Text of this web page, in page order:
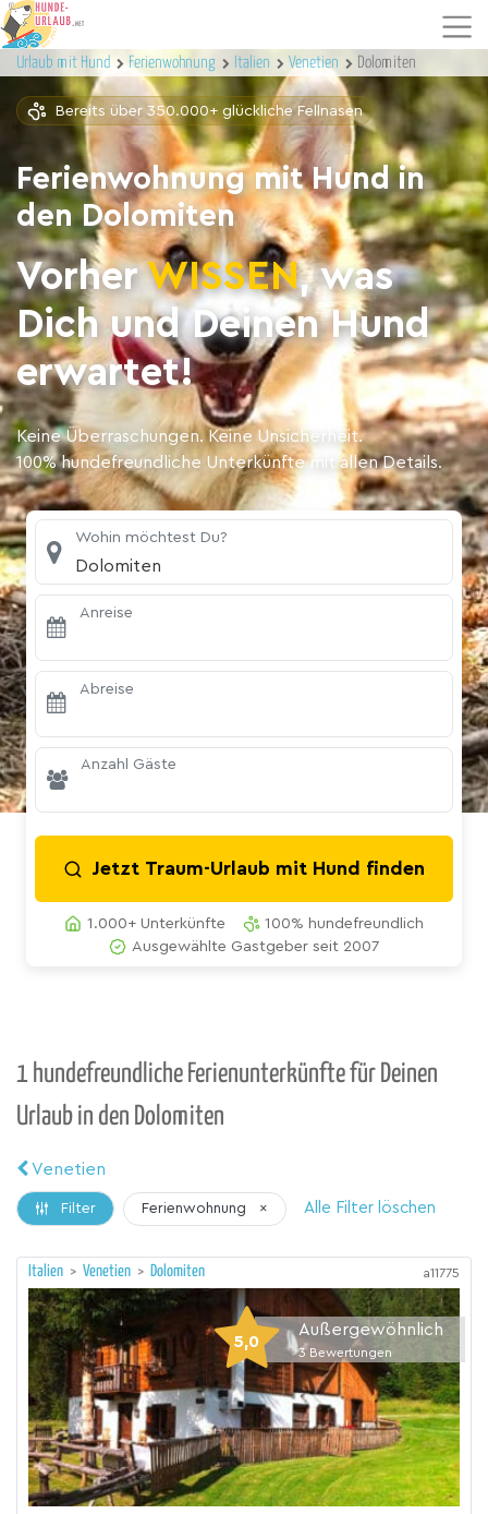
Urlaub mit Hund Ferienwohnung Italien Venetien Dolomiten
Bereits über 350.000+ glückliche Fellnasen
Ferienwohnung mit Hund in
den Dolomiten
VorherWISSEN, was
Dich und Deinen Hund
erwartet!
Keine Überraschungen. Keine Unsicherheit.
100% hundefreundliche Unterkünfte mit allen Details.
Wohin möchtest Du?
Dolomiten
Anreise
Abreise
Anzahl Gäste
Jetzt Traum-Urlaub mit Hund finden
1.000+ Unterkünfte
100% hundefreundlich
Ausgewählte Gastgeber seit 2007
1 hundefreundliche Ferienunterkünfte für Deinen
Urlaub in den Dolomiten
Venetien
Filter Ferienwohnung × Alle Filter löschen
Italien > Venetien > Dolomiten a11775
5,0
Außergewöhnlich
3 Bewertungen